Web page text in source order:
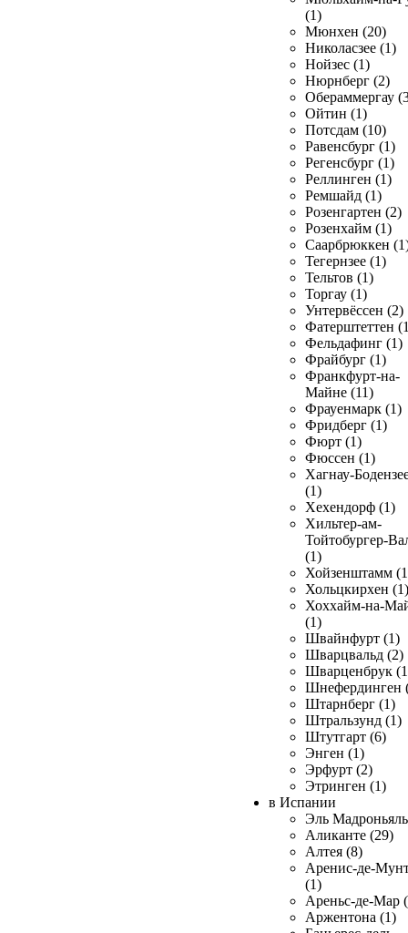
(1)
Мюнхен (20)
Николасзее (1)
Нойзес (1)
Нюрнберг (2)
Обераммергау
Ойтин (1)
Потсдам (10)
Равенсбург (1)
Регенсбург (1)
Реллинген (1)
Ремшайд (1)
Розенгартен (2)
Розенхайм (1)
Саарбрюккен
Тегернзее (1)
Тельтов (1)
Торгау (1)
Унтервёссен (2)
Фатерштеттен
Фельдафинг (1)
Фрайбург (1)
Франкфурт-на-
Майне (11)
Фрауенмарк (1)
Фридберг (1)
Фюрт (1)
Фюссен (1)
Хагнау-
(1)
Хехендорф (1)
Хильтер-ам-
Тойтобургер-
(1)
Хойзенштамм
Хольцкирхен (1)
Хоххайм-на-
(1)
Швайнфурт (1)
Шварцвальд (2)
Шварценбрук
Шнефердинген
Штарнберг (1)
Штральзунд (1)
Штутгарт (6)
Энген (1)
Эрфурт (2)
Этринген (1)
в Испании
Эль
Аликанте (29)
Алтея (8)
Аренис-де-
(1)
Ареньс-де-Мар
Аржентона (1)